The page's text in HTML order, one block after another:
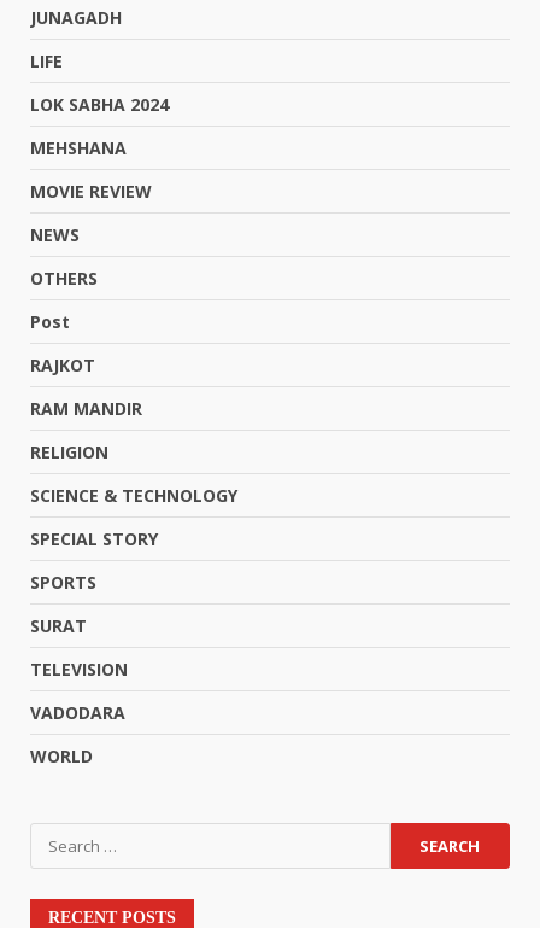
JUNAGADH
LIFE
LOK SABHA 2024
MEHSHANA
MOVIE REVIEW
NEWS
OTHERS
Post
RAJKOT
RAM MANDIR
RELIGION
SCIENCE & TECHNOLOGY
SPECIAL STORY
SPORTS
SURAT
TELEVISION
VADODARA
WORLD
RECENT POSTS